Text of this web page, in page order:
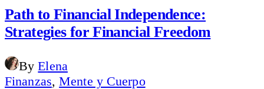
Path to Financial Independence:
Strategies for Financial Freedom
By Elena
Finanzas,Mente y Cuerpo